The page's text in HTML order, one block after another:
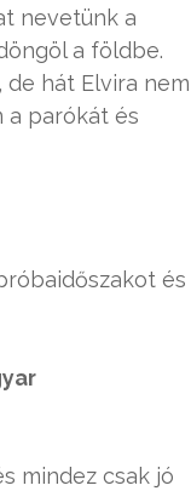
nevetünk a
a földbe.
de hát Elvira nem
a parókát és
és
mindez csak jó